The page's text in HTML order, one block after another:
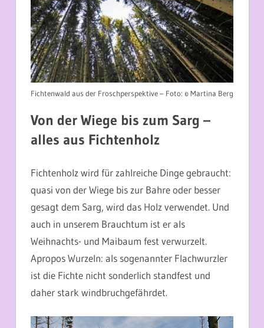
Fichtenwald aus der Froschperspektive – Foto: © Martina Berg
Von der Wiege bis zum Sarg –
alles aus Fichtenholz
Fichtenholz wird für zahlreiche Dinge gebraucht:
quasi von der Wiege bis zur Bahre oder besser
gesagt dem Sarg, wird das Holz verwendet. Und
auch in unserem Brauchtum ist er als
Weihnachts- und Maibaum fest verwurzelt.
Apropos Wurzeln: als sogenannter Flachwurzler
ist die Fichte nicht sonderlich standfest und
daher stark windbruchgefährdet.